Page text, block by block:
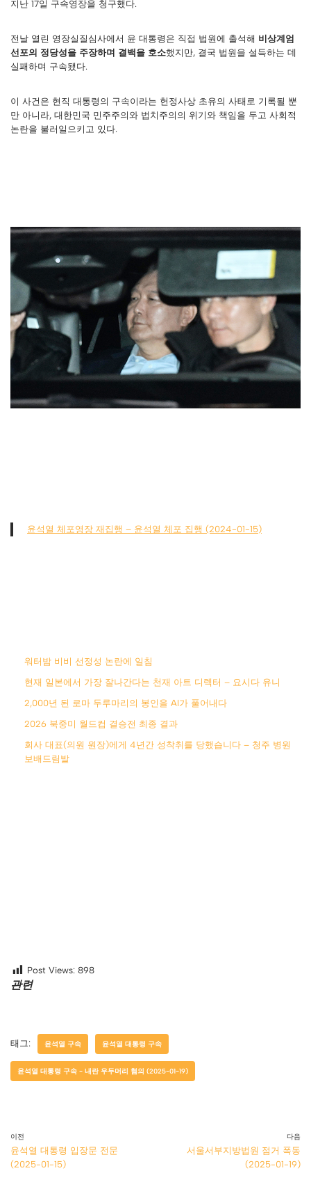
지난 17일 구속영장을 청구했다.
전날 열린 영장실질심사에서 윤 대통령은 직접 법원에 출석해 비상계엄
선포의 정당성을 주장하며 결백을 호소했지만, 결국 법원을 설득하는 데
실패하며 구속됐다.
이 사건은 현직 대통령의 구속이라는 헌정사상 초유의 사태로 기록될 뿐
만 아니라, 대한민국 민주주의와 법치주의의 위기와 책임을 두고 사회적
논란을 불러일으키고 있다.
윤석열 체포영장 재집행 – 윤석열 체포 집행 (2024-01-15)
워터밤 비비 선정성 논란에 일침
현재 일본에서 가장 잘나간다는 천재 아트 디렉터 – 요시다 유니
2,000년 된 로마 두루마리의 봉인을 AI가 풀어내다
2026 북중미 월드컵 결승전 최종 결과
회사 대표(의원 원장)에게 4년간 성착취를 당했습니다 – 청주 병원
보배드림발
Post Views: 898
관련
태그: 윤석열 구속 윤석열 대통령 구속
윤석열 대통령 구속 - 내란 우두머리 혐의 (2025-01-19)
이전
윤석열 대통령 입장문 전문
(2025-01-15)
다음
서울서부지방법원 점거 폭동
(2025-01-19)